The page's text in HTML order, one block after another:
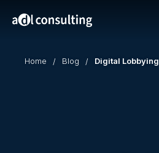
Home Blog Digital Lobbying